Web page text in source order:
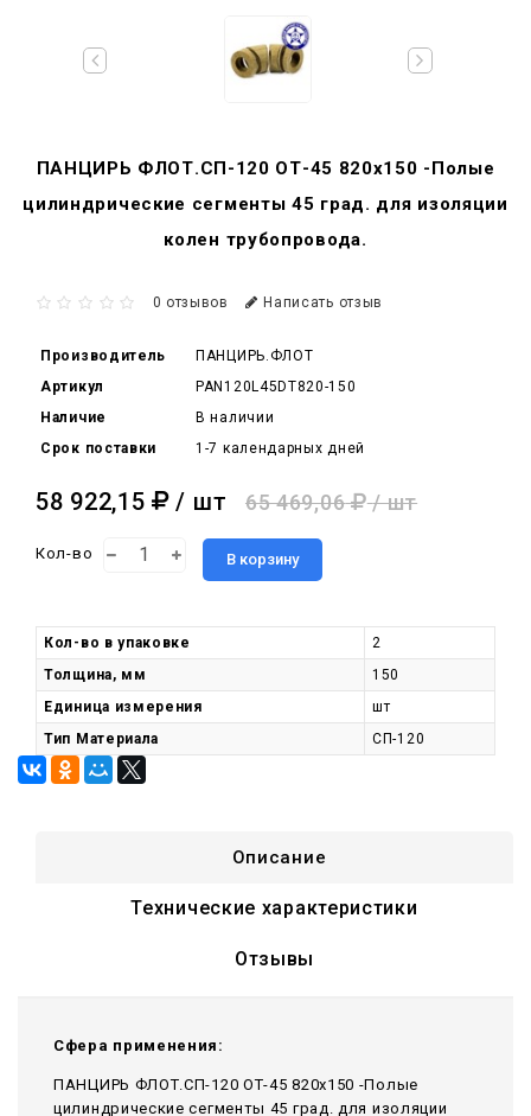
ПАНЦИРЬ ФЛОТ.СП-120 ОТ-45 820x150 -Полые
цилиндрические сегменты 45 град. для изоляции
колен трубопровода.
0 отзывов Написать отзыв
Производитель
ПАНЦИРЬ.ФЛОТ
Артикул
PAN120L45DT820-150
Наличие
В наличии
Срок поставки
1-7 календарных дней
58 922,15 / шт 65 469,06 / шт
Кол-во В корзину
Кол-во в упаковке
2
Толщина, мм
150
Единица измерения
шт
Тип Материала
СП-120
Описание
Технические характеристики
Отзывы
Сфера применения:
ПАНЦИРЬ ФЛОТ.СП-120 ОТ-45 820x150 -Полые
цилиндрические сегменты 45 град. для изоляции